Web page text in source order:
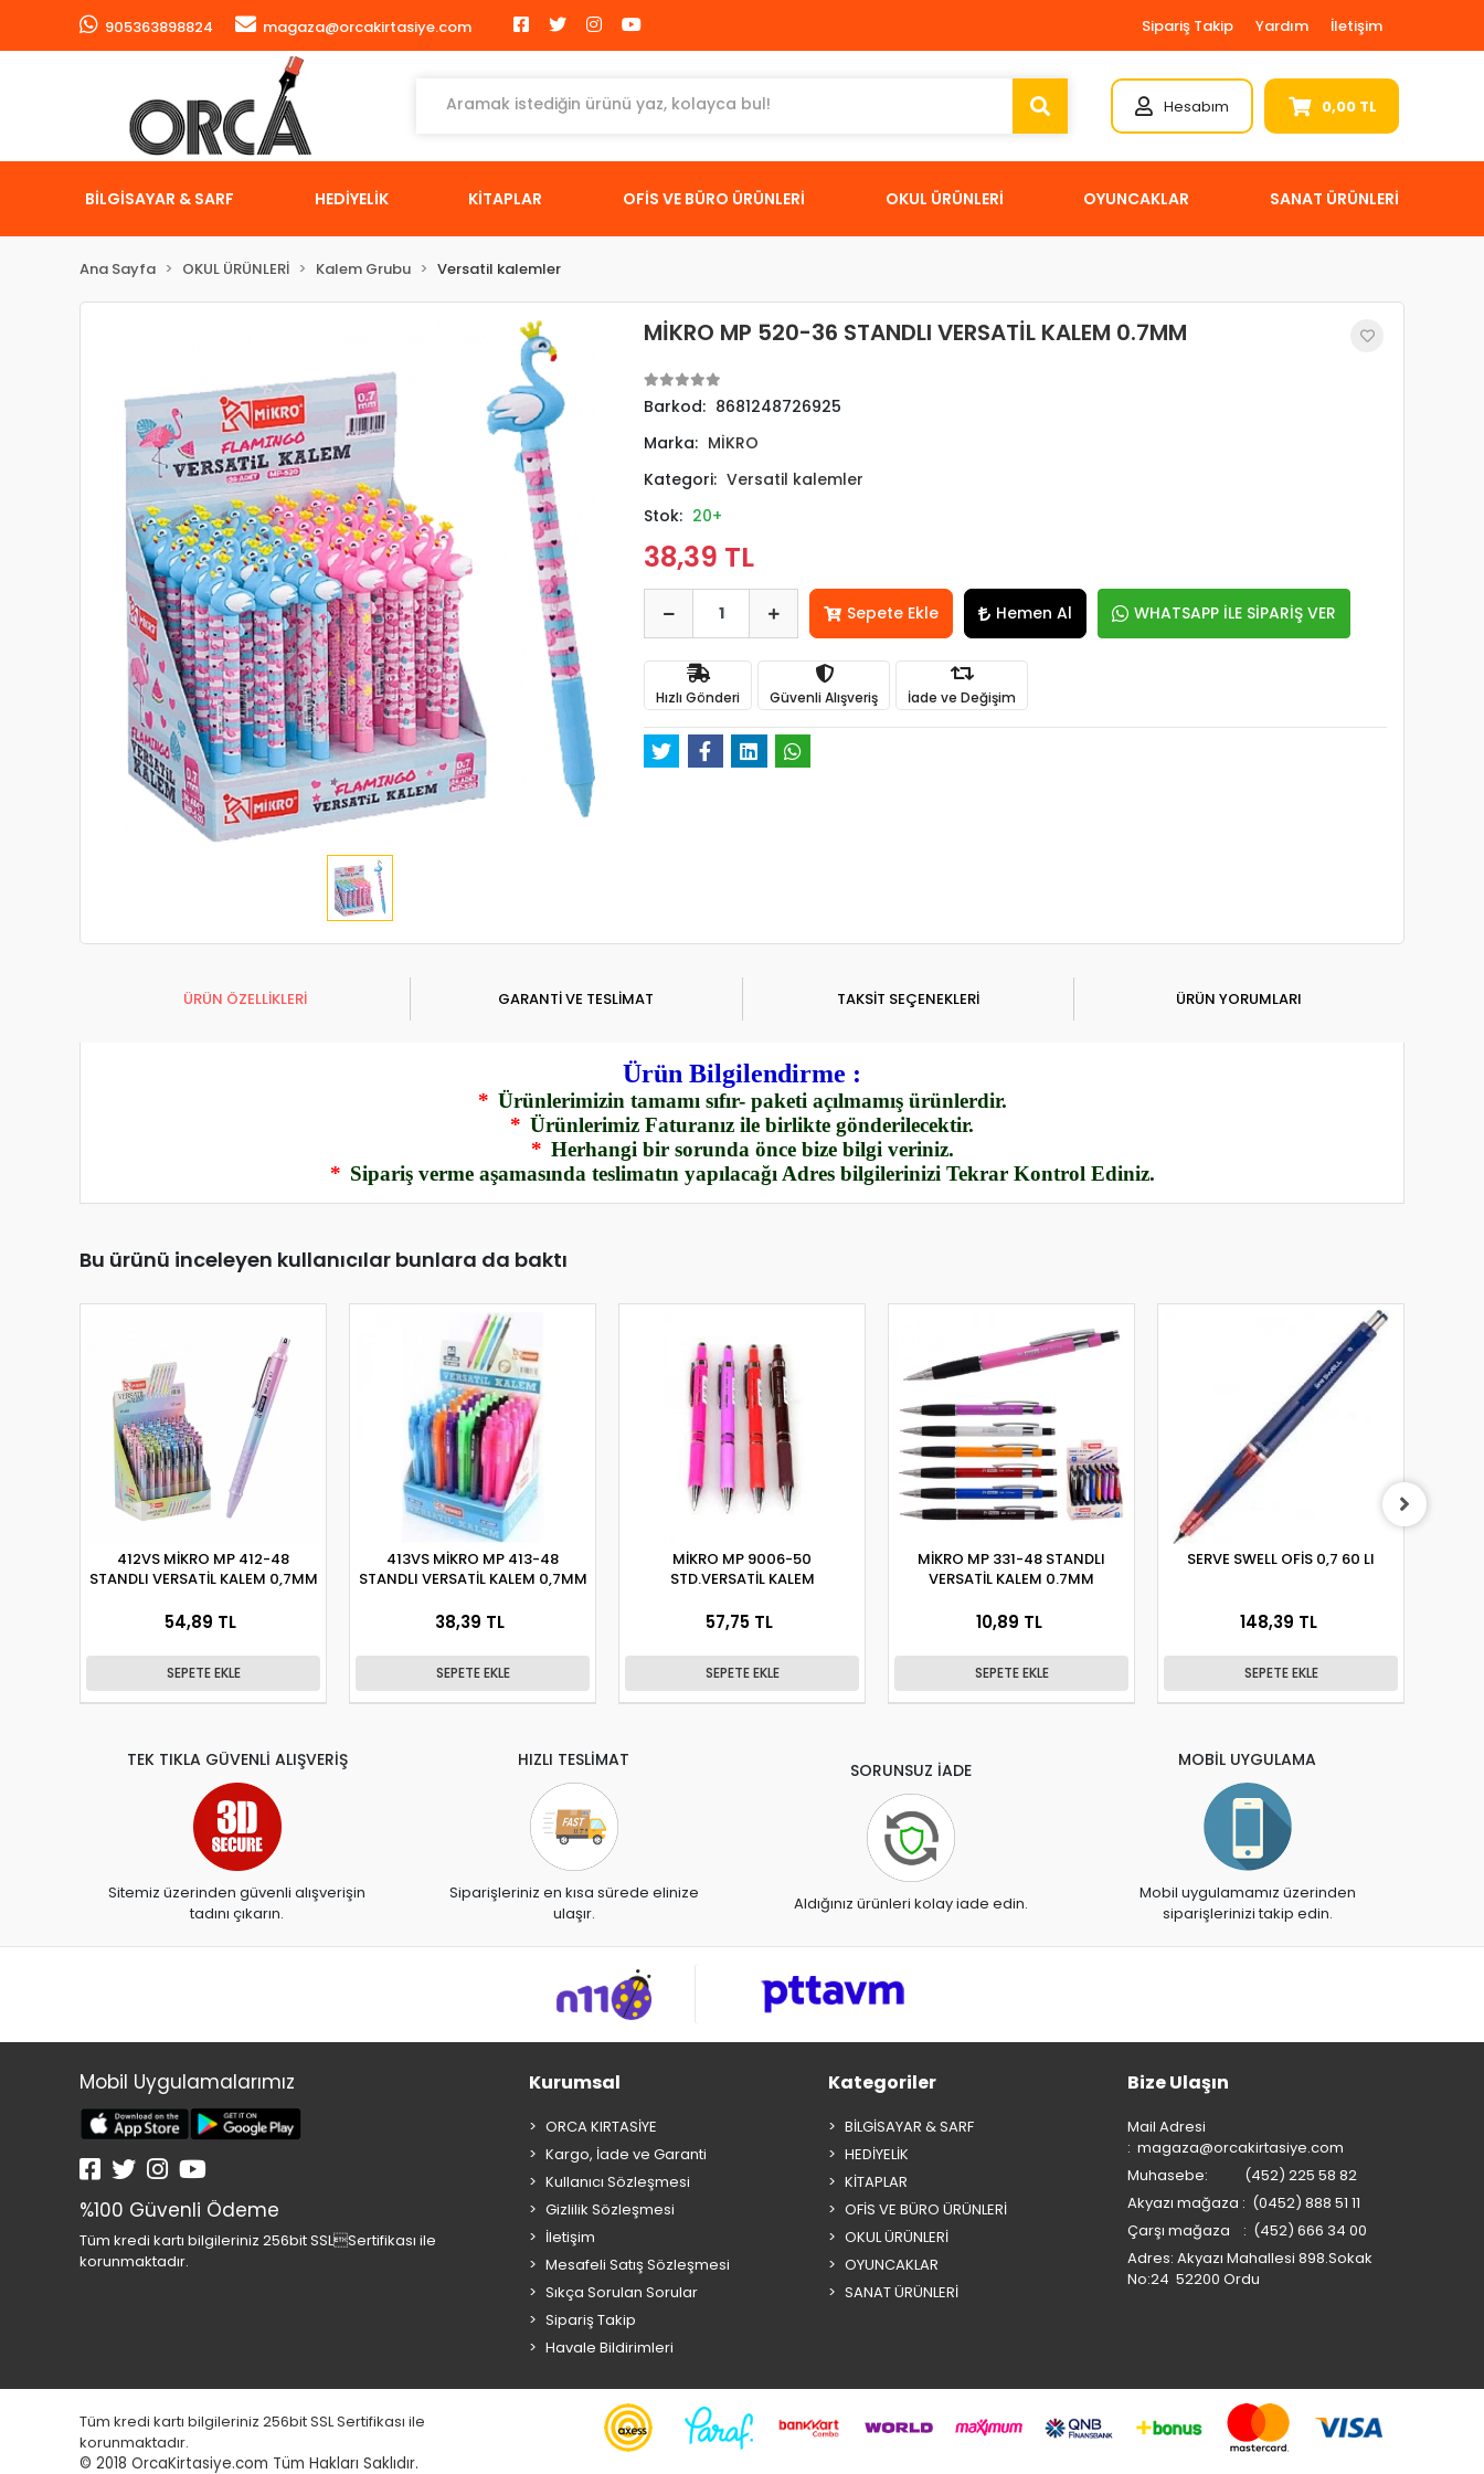
905363898824 magaza@orcakirtasiye.com Sipariş Takip Yardım İletişim
Hesabım 0,00 TL
BİLGİSAYAR & SARF HEDİYELİK KİTAPLAR OFİS VE BÜRO ÜRÜNLERİ OKUL ÜRÜNLERİ OYUNCAKLAR SANAT ÜRÜNLERİ
Ana Sayfa OKUL ÜRÜNLERİ Kalem Grubu Versatil kalemler
MİKRO MP 520-36 STANDLI VERSATİL KALEM 0.7MM
Barkod: 8681248726925
Marka: MİKRO
Kategori: Versatil kalemler
Stok: 20+
38,39 TL
Sepete Ekle Hemen Al WHATSAPP İLE SİPARİŞ VER
Hızlı Gönderi Güvenli Alışveriş İade ve Değişim
ÜRÜN ÖZELLİKLERİ GARANTİ VE TESLİMAT TAKSİT SEÇENEKLERİ ÜRÜN YORUMLARI
Ürün Bilgilendirme :
* Ürünlerimizin tamamı sıfır- paketi açılmamış ürünlerdir.
* Ürünlerimiz Faturanız ile birlikte gönderilecektir.
* Herhangi bir sorunda önce bize bilgi veriniz.
* Sipariş verme aşamasında teslimatın yapılacağı Adres bilgilerinizi Tekrar Kontrol Ediniz.
Bu ürünü inceleyen kullanıcılar bunlara da baktı
412VS MİKRO MP 412-48
STANDLI VERSATİL KALEM 0,7MM
54,89 TL
SEPETE EKLE
413VS MİKRO MP 413-48
STANDLI VERSATİL KALEM 0,7MM
38,39 TL
SEPETE EKLE
MİKRO MP 9006-50
STD.VERSATİL KALEM
57,75 TL
SEPETE EKLE
MİKRO MP 331-48 STANDLI
VERSATİL KALEM 0.7MM
10,89 TL
SEPETE EKLE
SERVE SWELL OFİS 0,7 60 LI
148,39 TL
SEPETE EKLE
TEK TIKLA GÜVENLİ ALIŞVERİŞ
Sitemiz üzerinden güvenli alışverişin
tadını çıkarın.
HIZLI TESLİMAT
Siparişleriniz en kısa sürede elinize
ulaşır.
SORUNSUZ İADE
Aldığınız ürünleri kolay iade edin.
MOBİL UYGULAMA
Mobil uygulamamız üzerinden
siparişlerinizi takip edin.
Mobil Uygulamalarımız
%100 Güvenli Ödeme
Tüm kredi kartı bilgileriniz 256bit SSLSertifikası ile
korunmaktadır.
Kurumsal
ORCA KIRTASİYE
Kargo, İade ve Garanti
Kullanıcı Sözleşmesi
Gizlilik Sözleşmesi
İletişim
Mesafeli Satış Sözleşmesi
Sıkça Sorulan Sorular
Sipariş Takip
Havale Bildirimleri
Kategoriler
BİLGİSAYAR & SARF
HEDİYELİK
KİTAPLAR
OFİS VE BÜRO ÜRÜNLERİ
OKUL ÜRÜNLERİ
OYUNCAKLAR
SANAT ÜRÜNLERİ
Bize Ulaşın
Mail Adresi
: magaza@orcakirtasiye.com
Muhasebe: (452) 225 58 82
Akyazı mağaza : (0452) 888 51 11
Çarşı mağaza : (452) 666 34 00
Adres: Akyazı Mahallesi 898.Sokak
No:24 52200 Ordu
Tüm kredi kartı bilgileriniz 256bit SSL Sertifikası ile
korunmaktadır.
© 2018 OrcaKirtasiye.com Tüm Hakları Saklıdır.